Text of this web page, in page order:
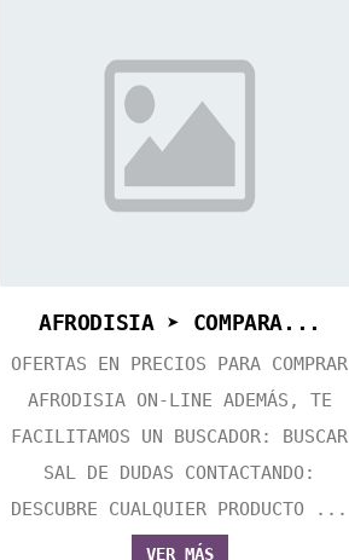
AFRODISIA ➤ COMPARA...
OFERTAS EN PRECIOS PARA COMPRAR
AFRODISIA ON-LINE ADEMÁS, TE
FACILITAMOS UN BUSCADOR: BUSCAR
SAL DE DUDAS CONTACTANDO:
DESCUBRE CUALQUIER PRODUCTO ...
VER MÁS